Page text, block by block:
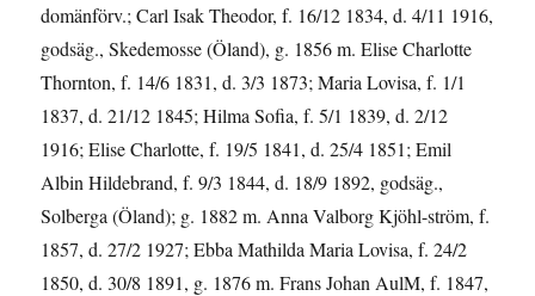
domänförv.; Carl Isak Theodor, f. 16/12 1834, d. 4/11 1916,
godsäg., Skedemosse (Öland), g. 1856 m. Elise Charlotte
Thornton, f. 14/6 1831, d. 3/3 1873; Maria Lovisa, f. 1/1
1837, d. 21/12 1845; Hilma Sofia, f. 5/1 1839, d. 2/12
1916; Elise Charlotte, f. 19/5 1841, d. 25/4 1851; Emil
Albin Hildebrand, f. 9/3 1844, d. 18/9 1892, godsäg.,
Solberga (Öland); g. 1882 m. Anna Valborg Kjöhl-ström, f.
1857, d. 27/2 1927; Ebba Mathilda Maria Lovisa, f. 24/2
1850, d. 30/8 1891, g. 1876 m. Frans Johan AulM, f. 1847,